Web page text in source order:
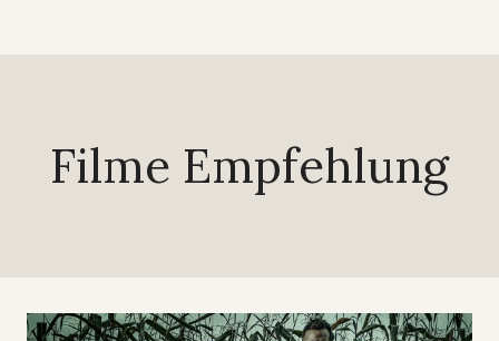
Filme Empfehlung